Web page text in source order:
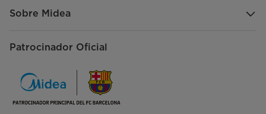
Sobre Midea
Patrocinador Oficial